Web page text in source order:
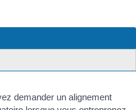
demander un alignement